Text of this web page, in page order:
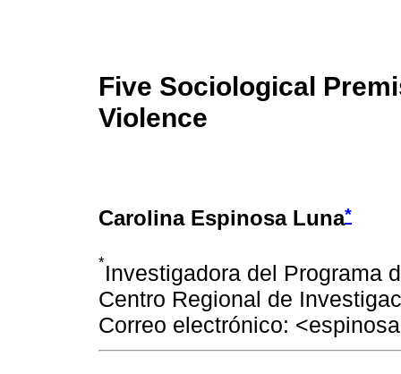
Five Sociological
Violence
Carolina Espinosa Luna*
*Investigadora del Programa
Centro Regional de
Correo electrónico: